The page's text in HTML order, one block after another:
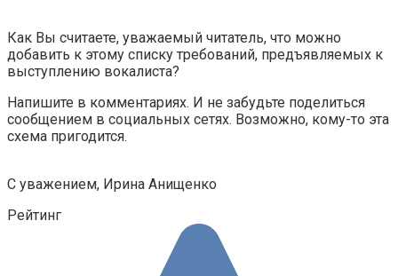
Как Вы считаете, уважаемый читатель, что можно
добавить к этому списку требований, предъявляемых к
выступлению вокалиста?
Напишите в комментариях. И не забудьте поделиться
сообщением в социальных сетях. Возможно, кому-то эта
схема пригодится.
С уважением, Ирина Анищенко
Рейтинг